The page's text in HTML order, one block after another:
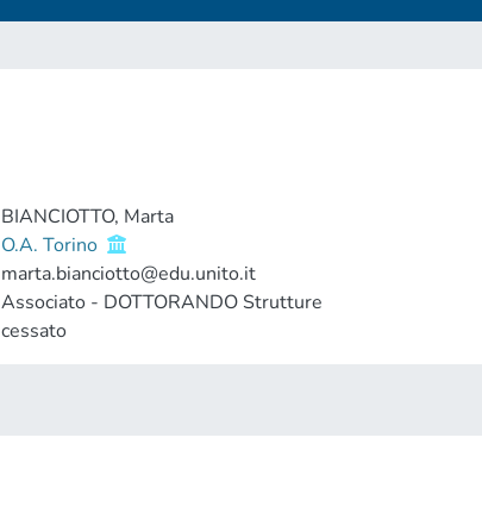
BIANCIOTTO, Marta
O.A. Torino
marta.bianciotto@edu.unito.it
Associato - DOTTORANDO Strutture
cessato